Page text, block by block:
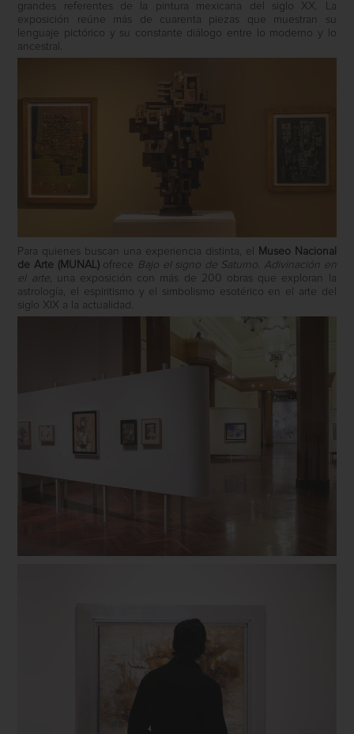
grandes referentes de la pintura mexicana del siglo XX. La
exposición reúne más de cuarenta piezas que muestran su
lenguaje pictórico y su constante diálogo entre lo moderno y lo
ancestral.
Para quienes buscan una experiencia distinta, el
Museo Nacional
de Arte (MUNAL)ofrece Bajo el signo de Saturno. Adivinación en
el arte, una exposición con más de 200 obras que exploran la
astrología, el espiritismo y el simbolismo esotérico en el arte del
siglo XIX a la actualidad.